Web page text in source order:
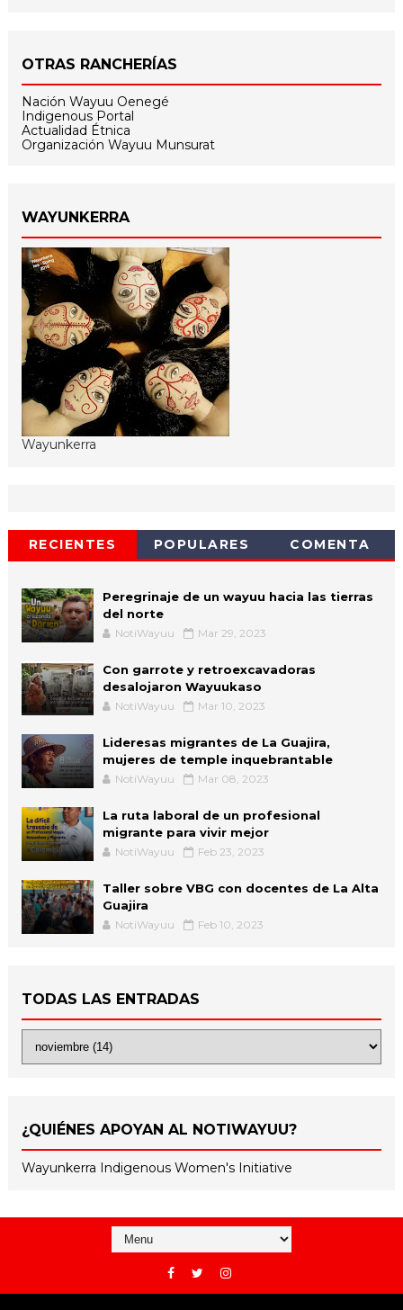
OTRAS RANCHERÍAS
Nación Wayuu Oenegé
Indigenous Portal
Actualidad Étnica
Organización Wayuu Munsurat
WAYUNKERRA
Wayunkerra
RECIENTES POPULARES COMENTA
Peregrinaje de un wayuu hacia las tierras
del norte
NotiWayuu Mar 29, 2023
Con garrote y retroexcavadoras
desalojaron Wayuukaso
NotiWayuu Mar 10, 2023
Lideresas migrantes de La Guajira,
mujeres de temple inquebrantable
NotiWayuu Mar 08, 2023
La ruta laboral de un profesional
migrante para vivir mejor
NotiWayuu Feb 23, 2023
Taller sobre VBG con docentes de La Alta
Guajira
NotiWayuu Feb 10, 2023
TODAS LAS ENTRADAS
¿QUIÉNES APOYAN AL NOTIWAYUU?
Wayunkerra Indigenous Women's Initiative